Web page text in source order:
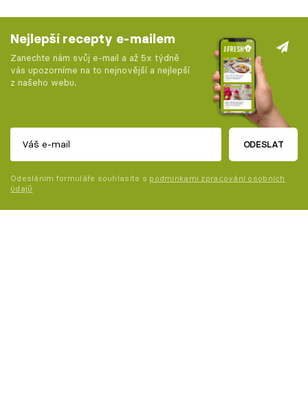
Nejlepší recepty e-mailem
Zanechte nám svůj e-mail a až 5x týdně
vás upozorníme na to nejnovější a nejlepší
z našeho webu.
ODESLAT
Odesláním formuláře souhlasíte s podmínkami zpracování osobních
údajů